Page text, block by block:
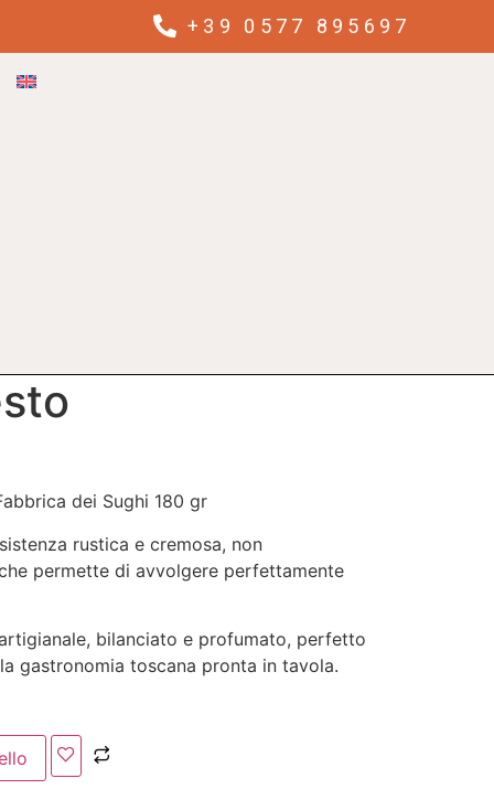
+39 0577 895697
dei Sughi 180 gr
rustica e cremosa, non
permette di avvolgere perfettamente
bilanciato e profumato, perfetto
gastronomia toscana pronta in tavola.